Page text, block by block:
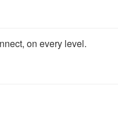
on every level.